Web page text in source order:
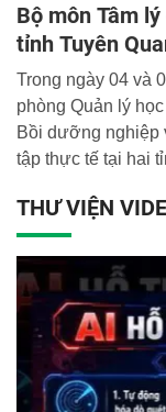
Bộ môn Tâm
tỉnh Tuyên
Trong ngày 04 và
phòng Quản lý
Bồi dưỡng nghiệp
tập thực tế tại hai
THƯ VIỆN